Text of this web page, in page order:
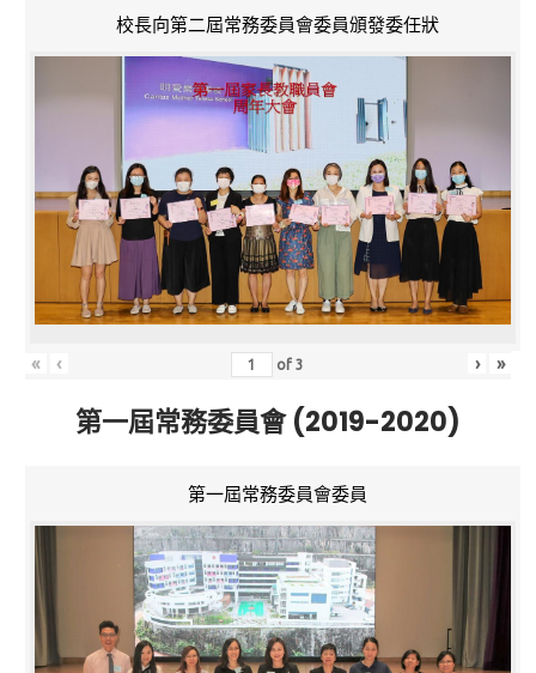
校長向第二屆常務委員會委員頒發委任狀
« ‹ of3 › »
第一屆常務委員會 (2019-2020)
第一屆常務委員會委員